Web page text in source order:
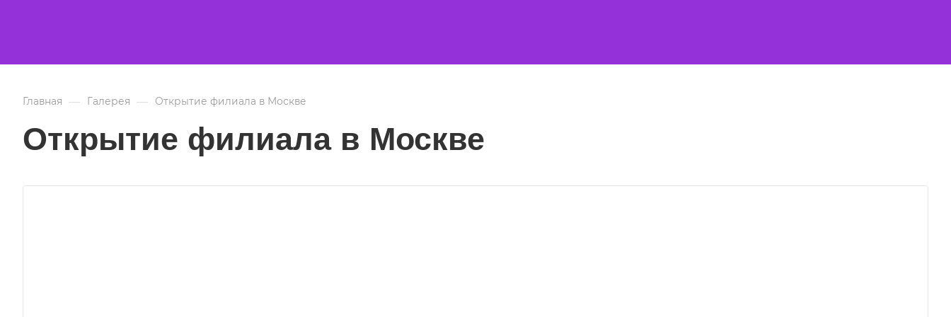
Главная — Галерея — Открытие филиала в Москве
Открытие филиала в Москве